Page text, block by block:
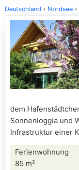
Deutschland Nordsee
dem
Sonnenloggia und
Infrastruktur einer
Ferienwohnung
85 m²